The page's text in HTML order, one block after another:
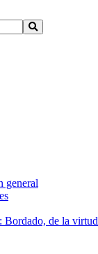
general
Bordado, de la virtud